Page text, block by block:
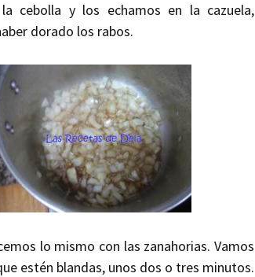
cebolla y los echamos en la cazuela,
dorado los rabos.
lo mismo con las zanahorias. Vamos
estén blandas, unos dos o tres minutos.